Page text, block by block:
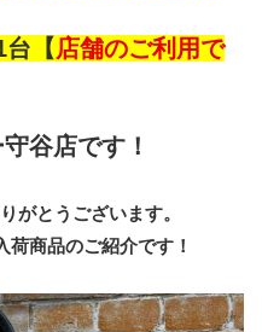
【店舗のご利用で
谷店です！
がとうございます。
商品のご紹介です！